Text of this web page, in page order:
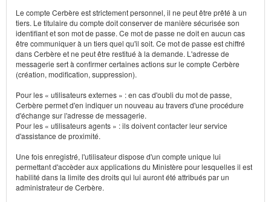
Le compte Cerbère est strictement personnel, il ne peut être prêté à un
tiers. Le titulaire du compte doit conserver de manière sécurisée son
identifiant et son mot de passe. Ce mot de passe ne doit en aucun cas
être communiquer à un tiers quel qu'il soit. Ce mot de passe est chiffré
dans Cerbère et ne peut être restitué à la demande. L'adresse de
messagerie sert à confirmer certaines actions sur le compte Cerbère
(création, modification, suppression).
Pour les « utilisateurs externes » : en cas d'oubli du mot de passe,
Cerbère permet d'en indiquer un nouveau au travers d'une procédure
d'échange sur l'adresse de messagerie.
Pour les « utilisateurs agents » : ils doivent contacter leur service
d'assistance de proximité.
Une fois enregistré, l'utilisateur dispose d'un compte unique lui
permettant d'accèder aux applications du Ministère pour lesquelles il est
habilité dans la limite des droits qui lui auront été attribués par un
administrateur de Cerbère.